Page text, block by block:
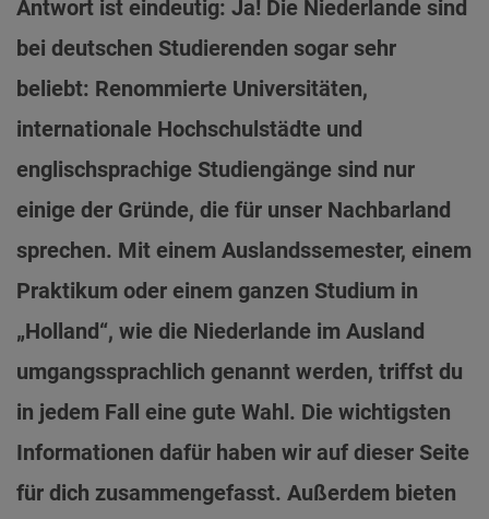
Studienaufenthalt auf einen Blick
Was sollte ich noch vor meiner Abreise aus
Deutschland regeln?
Was kostet es in den Niederlanden zu
studieren?
Wie finde ich ein Praktikum in den
Niederlanden?
Tipps & Erfahrungen von Studierenden:
Thema Finanzierung
Wie kann ich mein Studium in den
Niederlanden finanzieren?
Antwort ist eindeutig: Ja! Die Niederlande sind
bei deutschen Studierenden sogar sehr
beliebt: Renommierte Universitäten,
internationale Hochschulstädte und
englischsprachige Studiengänge sind nur
einige der Gründe, die für unser Nachbarland
sprechen. Mit einem Auslandssemester, einem
Praktikum oder einem ganzen Studium in
„Holland“, wie die Niederlande im Ausland
umgangssprachlich genannt werden, triffst du
in jedem Fall eine gute Wahl. Die wichtigsten
Informationen dafür haben wir auf dieser Seite
für dich zusammengefasst. Außerdem bieten